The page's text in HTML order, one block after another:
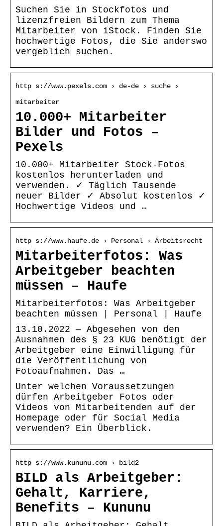
Suchen Sie in Stockfotos und
lizenzfreien Bildern zum Thema
Mitarbeiter von iStock. Finden Sie
hochwertige Fotos, die Sie anderswo
vergeblich suchen.
http s://www.pexels.com › de-de › suche ›
mitarbeiter
10.000+ Mitarbeiter
Bilder und Fotos –
Pexels
10.000+ Mitarbeiter Stock-Fotos
kostenlos herunterladen und
verwenden. ✓ Täglich Tausende
neuer Bilder ✓ Absolut kostenlos ✓
Hochwertige Videos und …
http s://www.haufe.de › Personal › Arbeitsrecht
Mitarbeiterfotos: Was
Arbeitgeber beachten
müssen – Haufe
Mitarbeiterfotos: Was Arbeitgeber
beachten müssen | Personal | Haufe
13.10.2022 — Abgesehen von den
Ausnahmen des § 23 KUG benötigt der
Arbeitgeber eine Einwilligung für
die Veröffentlichung von
Fotoaufnahmen. Das …
Unter welchen Voraussetzungen
dürfen Arbeitgeber Fotos oder
Videos von Mitarbeitenden auf der
Homepage oder für Social Media
verwenden? Ein Überblick.
http s://www.kununu.com › bild2
BILD als Arbeitgeber:
Gehalt, Karriere,
Benefits – Kununu